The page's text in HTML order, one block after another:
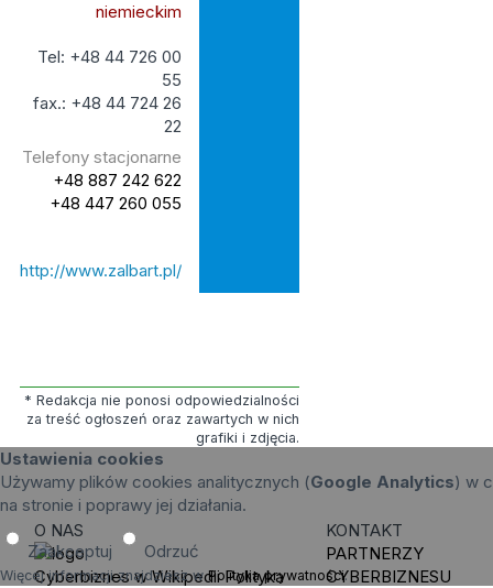
niemieckim
Tel: +48 44 726 00
55
fax.: +48 44 724 26
22
Telefony stacjonarne
+48 887 242 622
+48 447 260 055
http://www.zalbart.pl/
* Redakcja nie ponosi odpowiedzialności
za treść ogłoszeń oraz zawartych w nich
grafiki i zdjęcia.
Ustawienia cookies
Używamy plików cookies analitycznych (Google Analytics) w
na stronie i poprawy jej działania.
Zaakceptuj Odrzuć
Więcej informacji znajdziesz wPolityka prywatności.
O NAS
Cyberbiznes w Wikipedii Polityka
KONTAKT
PARTNERZY
CYBERBIZNESU